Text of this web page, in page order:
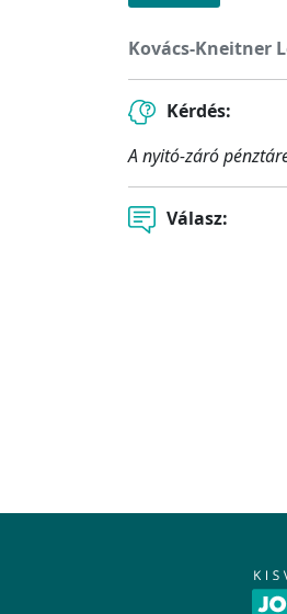
Kovács-Kneitner
Kérdés:
A nyitó-záró
Válasz: